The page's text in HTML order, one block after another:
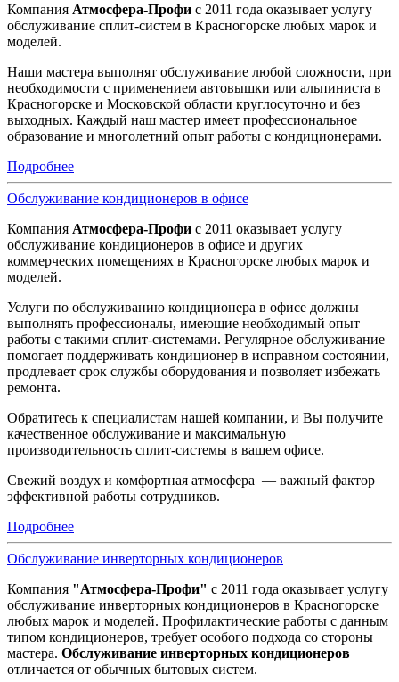
Компания Атмосфера-Профи с 2011 года оказывает услугу
обслуживание сплит-систем в Красногорске любых марок и
моделей.
Наши мастера выполнят обслуживание любой сложности, при
необходимости с применением автовышки или альпиниста в
Красногорске и Московской области круглосуточно и без
выходных. Каждый наш мастер имеет профессиональное
образование и многолетний опыт работы с кондиционерами.
Подробнее
Обслуживание кондиционеров в офисе
Компания Атмосфера-Профи с 2011 оказывает услугу
обслуживание кондиционеров в офисе и других
коммерческих помещениях в Красногорске любых марок и
моделей.
Услуги по обслуживанию кондиционера в офисе должны
выполнять профессионалы, имеющие необходимый опыт
работы с такими сплит-системами. Регулярное обслуживание
помогает поддерживать кондиционер в исправном состоянии,
продлевает срок службы оборудования и позволяет избежать
ремонта.
Обратитесь к специалистам нашей компании, и Вы получите
качественное обслуживание и максимальную
производительность сплит-системы в вашем офисе.
Свежий воздух и комфортная атмосфера — важный фактор
эффективной работы сотрудников.
Подробнее
Обслуживание инверторных кондиционеров
Компания "Атмосфера-Профи" с 2011 года оказывает услугу
обслуживание инверторных кондиционеров в Красногорске
любых марок и моделей. Профилактические работы с данным
типом кондиционеров, требует особого подхода со стороны
мастера. Обслуживание инверторных кондиционеров
отличается от обычных бытовых систем.